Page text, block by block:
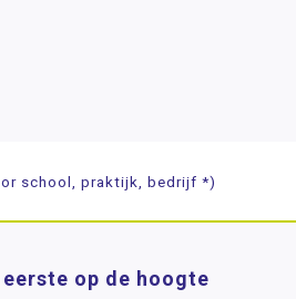
school, praktijk, bedrijf *)
op de hoogte